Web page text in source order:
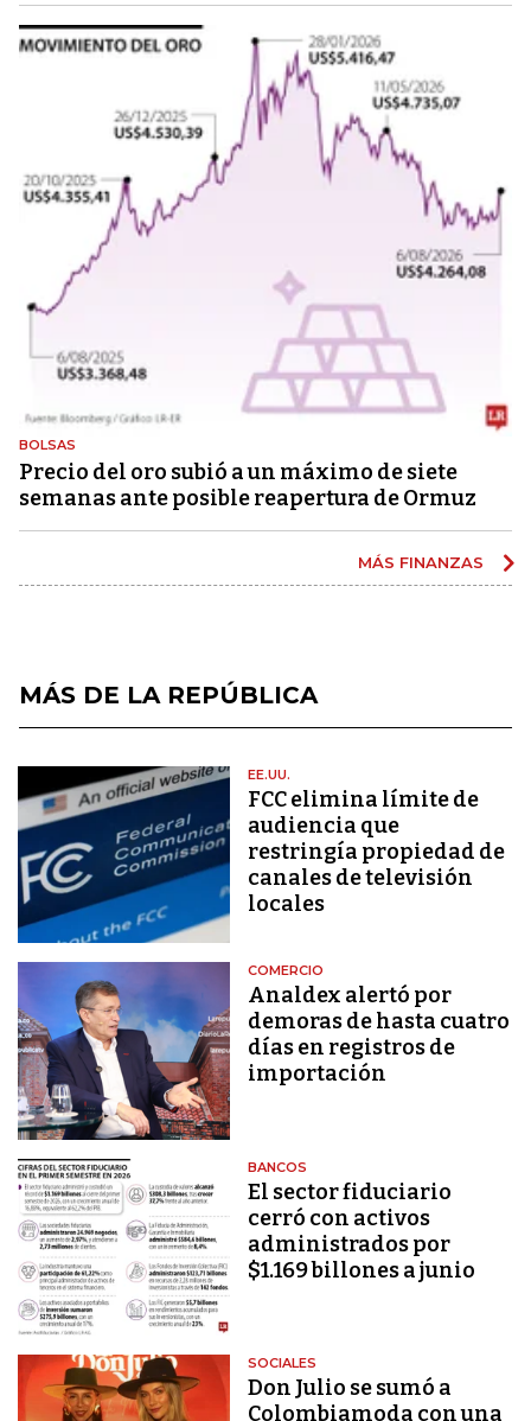
BOLSAS
Precio del oro subió a un máximo de siete
semanas ante posible reapertura de Ormuz
MÁS FINANZAS
MÁS DE LA REPÚBLICA
EE.UU.
FCC elimina límite de
audiencia que
restringía propiedad de
canales de televisión
locales
COMERCIO
Analdex alertó por
demoras de hasta cuatro
días en registros de
importación
BANCOS
El sector fiduciario
cerró con activos
administrados por
$1.169 billones a junio
SOCIALES
Don Julio se sumó a
Colombiamoda con una